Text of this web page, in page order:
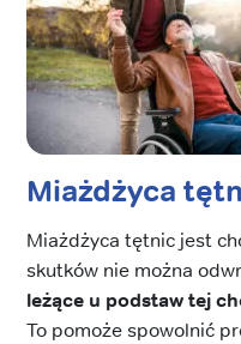
Miażdżyca
Miażdżyca tętnic jest
skutków nie można
leżące u podstaw tej
To pomoże spowolnić